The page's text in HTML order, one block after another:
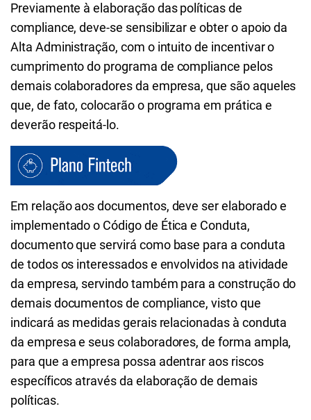
Previamente à elaboração das políticas de
compliance, deve-se sensibilizar e obter o apoio da
Alta Administração, com o intuito de incentivar o
cumprimento do programa de compliance pelos
demais colaboradores da empresa, que são aqueles
que, de fato, colocarão o programa em prática e
deverão respeitá-lo.
Em relação aos documentos, deve ser elaborado e
implementado o Código de Ética e Conduta,
documento que servirá como base para a conduta
de todos os interessados e envolvidos na atividade
da empresa, servindo também para a construção do
demais documentos de compliance, visto que
indicará as medidas gerais relacionadas à conduta
da empresa e seus colaboradores, de forma ampla,
para que a empresa possa adentrar aos riscos
específicos através da elaboração de demais
políticas.